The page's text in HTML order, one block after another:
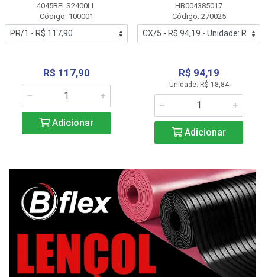
4045BELS2400LL
Código: 100001
R$ 117,90
Adicionar
HB004385017
Código: 270025
R$ 94,19
Unidade: R$ 18,84
Adicionar